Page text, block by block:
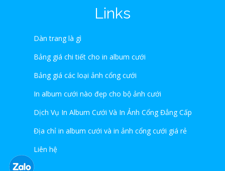
Links
Dàn trang là gì
Bảng giá chi tiết cho in album cưới
Bảng giá các loại ảnh cổng cưới
In album cưới nào đẹp cho bộ ảnh cưới
Dịch Vụ In Album Cưới Và In Ảnh Cổng Đẳng Cấp
Địa chỉ in album cưới và in ảnh cổng cưới giá rẻ
Liên hệ